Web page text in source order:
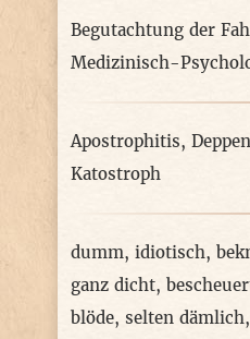
Begutachtung der
Medizinisch-
Apostrophitis,
Katostroph
dumm, idiotisch,
ganz dicht,
blöde, selten dämlich,